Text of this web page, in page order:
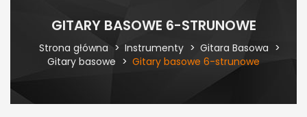
GITARY BASOWE 6-STRUNOWE
Strona główna Instrumenty
Gitara Basowa
Gitary basowe
Gitary basowe 6-strunowe